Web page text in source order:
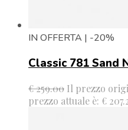
IN OFFERTA | -20%
Classic 781 Sand
€259.00 Il prezzo
prezzo attuale è: €